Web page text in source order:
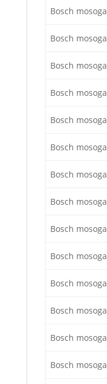
Bosch
Bosch
Bosch
Bosch
Bosch
Bosch
Bosch
Bosch
Bosch
Bosch
Bosch
Bosch
Bosch
Bosch